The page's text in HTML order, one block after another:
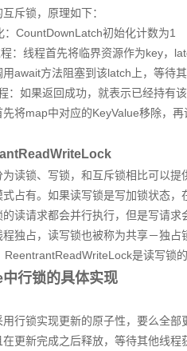
斥锁，原理如下：
：CountDownLatch初始化计数为1
：线程首先将临界资源作为key，
await方法阻塞到该latch上，等待其
：如果返回成功，就表示已经持有
先将map中对应的KeyValue移除，
为读锁、写锁，和互斥锁相比可以
式占有。如果读写锁是写加锁状态
的读请求都会并行执行，但是写请
程独占，读写锁也被称为共享－独占
ReentrantReadWriteLock是读写锁
行锁的具体实现
用行锁实现更新的原子性，要么全
更新完成之后释放，等待其他线程